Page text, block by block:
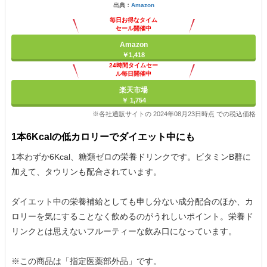
出典： Amazon
毎日お得なタイム
セール開催中
Amazon
￥1,418
24時間タイムセー
ル毎日開催中
楽天市場
￥ 1,754
※各社通販サイトの 2024年08月23日時点 での税込価格
1本6Kcalの低カロリーでダイエット中にも
1本わずか6Kcal、糖類ゼロの栄養ドリンクです。ビタミンB群に
加えて、タウリンも配合されています。
ダイエット中の栄養補給としても申し分ない成分配合のほか、カ
ロリーを気にすることなく飲めるのがうれしいポイント。栄養ド
リンクとは思えないフルーティーな飲み口になっています。
※この商品は「指定医薬部外品」です。